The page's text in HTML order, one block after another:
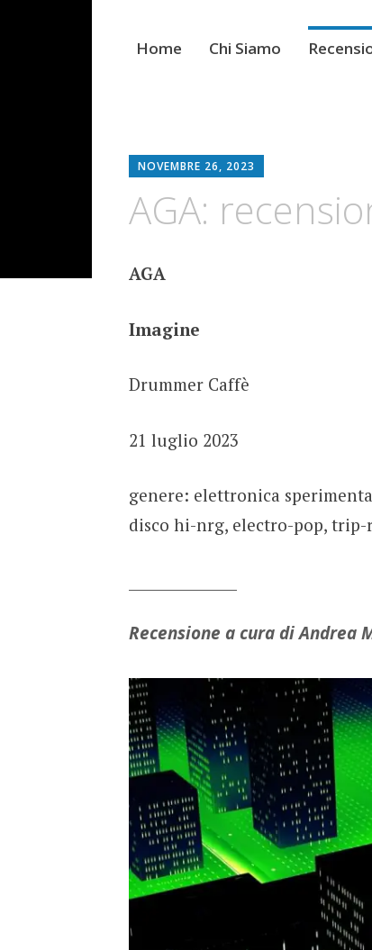
Home Chi Siamo
NOVEMBRE 26, 2023
AGA:
AGA
Imagine
Drummer Caffè
21 luglio 2023
genere: elettronica
disco hi-nrg, electro-pop, trip-
Recensione a cura di Andrea